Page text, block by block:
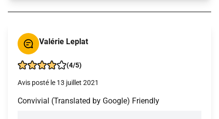
Valérie Leplat
(4/5)
Avis posté le 13 juillet 2021
Convivial (Translated by Google) Friendly